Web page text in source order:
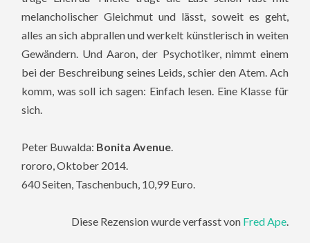
melancholischer Gleichmut und lässt, soweit es geht,
alles an sich abprallen und werkelt künstlerisch in weiten
Gewändern. Und Aaron, der Psychotiker, nimmt einem
bei der Beschreibung seines Leids, schier den Atem. Ach
komm, was soll ich sagen: Einfach lesen. Eine Klasse für
sich.
Peter Buwalda: Bonita Avenue.
rororo, Oktober 2014.
640 Seiten, Taschenbuch, 10,99 Euro.
Diese Rezension wurde verfasst von Fred Ape.